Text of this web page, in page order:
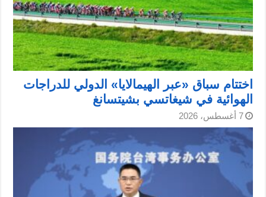
اختتام سباق «عبر الهيمالايا» الدولي للدراجات
الهوائية في شيغاتسي بشيتسانغ
7 أغسطس، 2026